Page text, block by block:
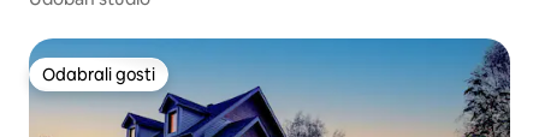
Odabrali gosti
Odabrali gosti